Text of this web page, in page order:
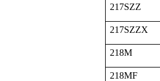
217SZZ
217SZZX
218M
218MF